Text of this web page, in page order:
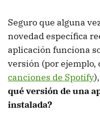
Seguro que alguna
novedad específica
aplicación funciona
versión (por ejemplo,
canciones de Spotify
qué versión de una
instalada?